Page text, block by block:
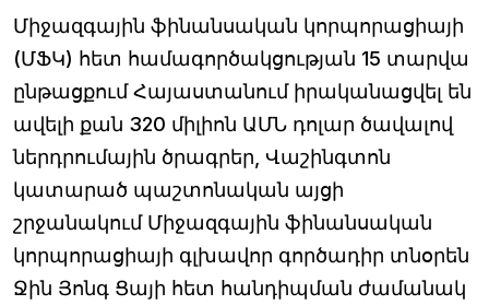
Միջազգային ֆինանսական կորպորացիայի
(ՄՖԿ) հետ համագործակցության 15 տարվա
ընթացքում Հայաստանում իրականացվել են
ավելի քան 320 միլիոն ԱՄՆ դոլար ծավալով
ներդրումային ծրագրեր, Վաշինգտոն
կատարած պաշտոնական այցի
շրջանակում Միջազգային ֆինանսական
կորպորացիայի գլխավոր գործադիր տնօրեն
Ջին Յոնգ Ցայի հետ հանդիպման ժամանակ